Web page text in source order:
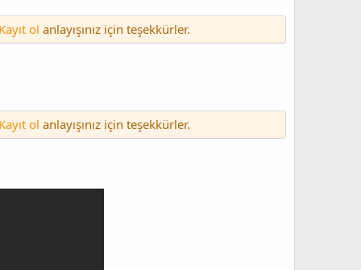
ol anlayışınız için teşekkürler.
ol anlayışınız için teşekkürler.